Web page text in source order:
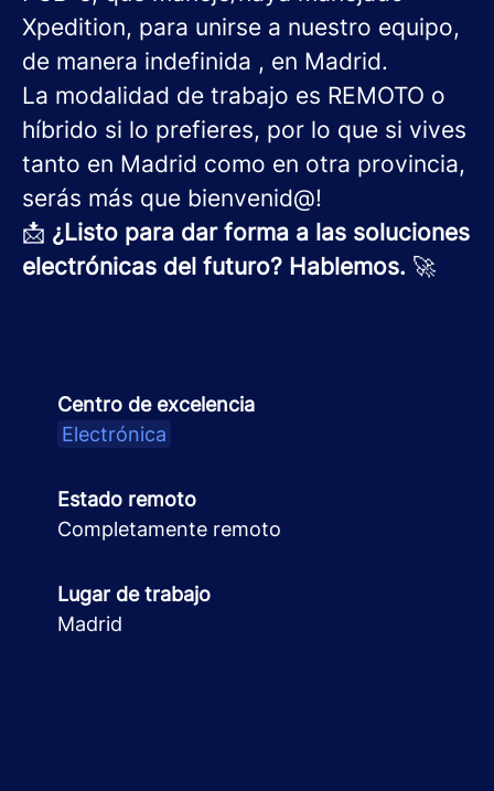
Xpedition, para unirse a nuestro equipo,
de manera indefinida , en Madrid.
La modalidad de trabajo es REMOTO o
híbrido si lo prefieres, por lo que si vives
tanto en Madrid como en otra provincia,
serás más que bienvenid@!
📩 ¿Listo para dar forma a las soluciones
electrónicas del futuro? Hablemos. 🚀
Centro de excelencia
Electrónica
Estado remoto
Completamente remoto
Lugar de trabajo
Madrid